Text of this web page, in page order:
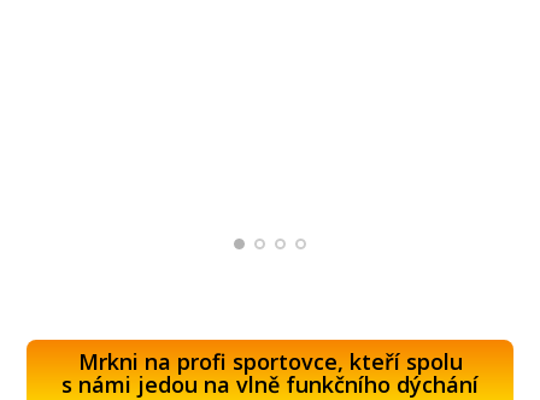
Mrkni na profi sportovce, kteří spolu
s námi jedou na vlně funkčního dýchání